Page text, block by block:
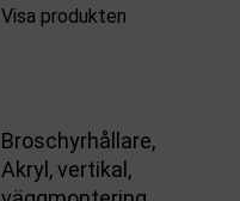
Visa produkten
Broschyrhållare,
Akryl, vertikal,